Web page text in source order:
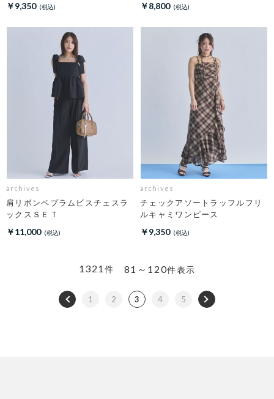
￥9,350 ￥8,800
archives
肩リボンペプラムビスチェスラ
ックスＳＥＴ
￥11,000
archives
チェックアソートラッフルフリ
ルキャミワンピース
￥9,350
81～120件表示
1321件
1 2 3 4 5